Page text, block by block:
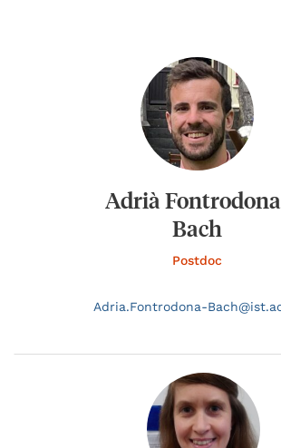
Adrià
Bach
Postdoc
Adria.Fontrodona-Bach@